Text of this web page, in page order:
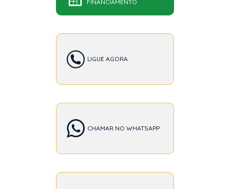
FINANCIAMENTO
LIGUE AGORA
CHAMAR NO WHATSAPP